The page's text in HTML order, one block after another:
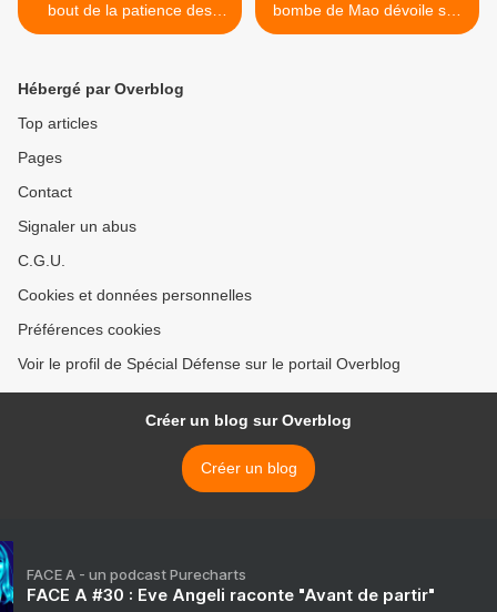
bout de la patience des
Etats-Unis
bombe de Mao dévoile ses
secrets >
Hébergé par Overblog
Top articles
Pages
Contact
Signaler un abus
C.G.U.
Cookies et données personnelles
Préférences cookies
Voir le profil de Spécial Défense sur le portail Overblog
Créer un blog sur Overblog
Créer un blog
FACE A - un podcast Purecharts
FACE A #30 : Eve Angeli raconte "Avant de partir"